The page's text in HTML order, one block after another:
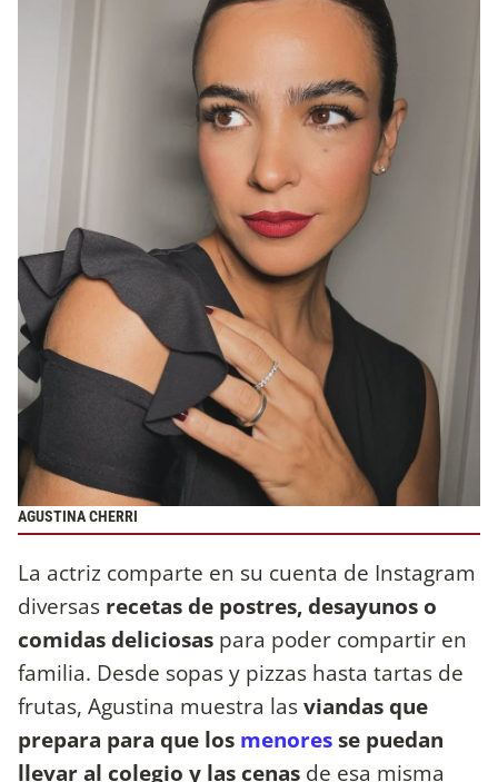
AGUSTINA CHERRI
La actriz comparte en su cuenta de Instagram
diversas recetas de postres, desayunos o
comidas deliciosas para poder compartir en
familia. Desde sopas y pizzas hasta tartas de
frutas, Agustina muestra lasviandas que
prepara para que los menoresse puedan
llevar al colegio y las cenas de esa misma